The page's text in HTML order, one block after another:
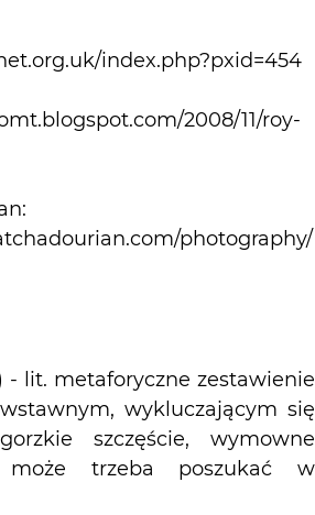
index.php?pxid=454
2008/11/roy-
photography/
- lit. metaforyczne zestawienie
wykluczającym się
szczęście, wymowne
może trzeba poszukać w